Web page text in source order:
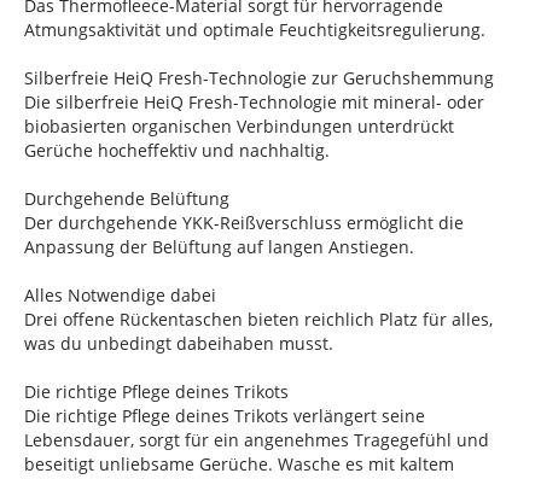
Das Thermofleece-Material sorgt für hervorragende
Atmungsaktivität und optimale Feuchtigkeitsregulierung.
Silberfreie HeiQ Fresh-Technologie zur Geruchshemmung
Die silberfreie HeiQ Fresh-Technologie mit mineral- oder
biobasierten organischen Verbindungen unterdrückt
Gerüche hocheffektiv und nachhaltig.
Durchgehende Belüftung
Der durchgehende YKK-Reißverschluss ermöglicht die
Anpassung der Belüftung auf langen Anstiegen.
Alles Notwendige dabei
Drei offene Rückentaschen bieten reichlich Platz für alles,
was du unbedingt dabeihaben musst.
Die richtige Pflege deines Trikots
Die richtige Pflege deines Trikots verlängert seine
Lebensdauer, sorgt für ein angenehmes Tragegefühl und
beseitigt unliebsame Gerüche. Wasche es mit kaltem